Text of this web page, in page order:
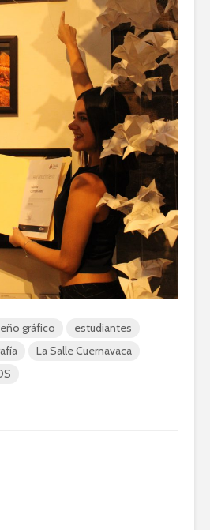
gráfico
estudiantes
La Salle Cuernavaca